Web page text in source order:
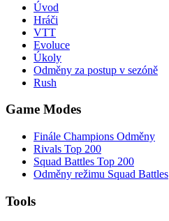
Úvod
Hráči
VTT
Evoluce
Úkoly
Odměny za postup v sezóně
Rush
Game Modes
Finále Champions Odměny
Rivals Top 200
Squad Battles Top 200
Odměny režimu Squad Battles
Tools